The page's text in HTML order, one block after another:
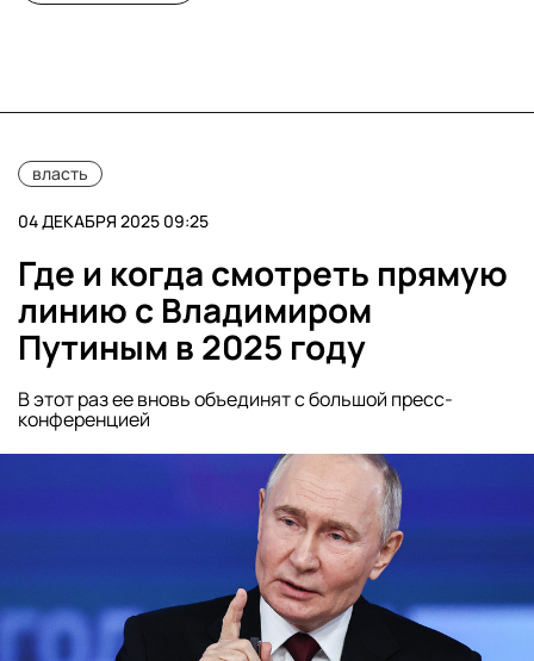
власть
04 ДЕКАБРЯ 2025 09:25
Где и когда смотреть прямую
линию с Владимиром
Путиным в 2025 году
В этот раз ее вновь объединят с большой пресс-
конференцией